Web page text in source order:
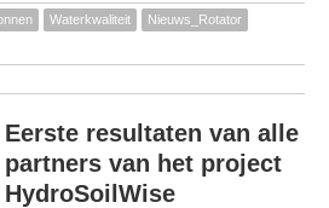
Waterkwaliteit
Nieuws_Rotator
Eerste resultaten van alle
partners van het project
HydroSoilWise